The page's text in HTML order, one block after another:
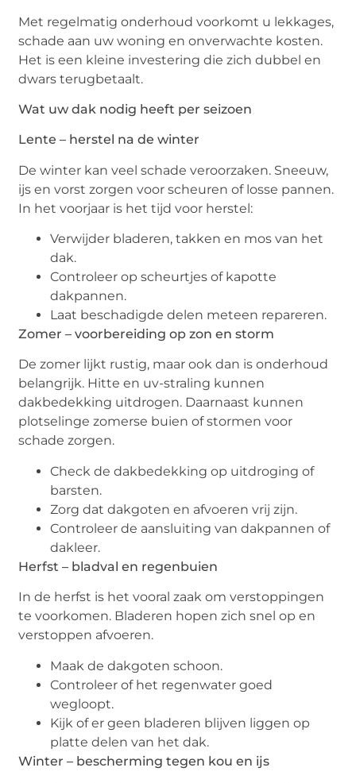
Met regelmatig onderhoud voorkomt u lekkages,
schade aan uw woning en onverwachte kosten.
Het is een kleine investering die zich dubbel en
dwars terugbetaalt.
Wat uw dak nodig heeft per seizoen
Lente – herstel na de winter
De winter kan veel schade veroorzaken. Sneeuw,
ijs en vorst zorgen voor scheuren of losse pannen.
In het voorjaar is het tijd voor herstel:
Verwijder bladeren, takken en mos van het
dak.
Controleer op scheurtjes of kapotte
dakpannen.
Laat beschadigde delen meteen repareren.
Zomer – voorbereiding op zon en storm
De zomer lijkt rustig, maar ook dan is onderhoud
belangrijk. Hitte en uv-straling kunnen
dakbedekking uitdrogen. Daarnaast kunnen
plotselinge zomerse buien of stormen voor
schade zorgen.
Check de dakbedekking op uitdroging of
barsten.
Zorg dat dakgoten en afvoeren vrij zijn.
Controleer de aansluiting van dakpannen of
dakleer.
Herfst – bladval en regenbuien
In de herfst is het vooral zaak om verstoppingen
te voorkomen. Bladeren hopen zich snel op en
verstoppen afvoeren.
Maak de dakgoten schoon.
Controleer of het regenwater goed
wegloopt.
Kijk of er geen bladeren blijven liggen op
platte delen van het dak.
Winter – bescherming tegen kou en ijs